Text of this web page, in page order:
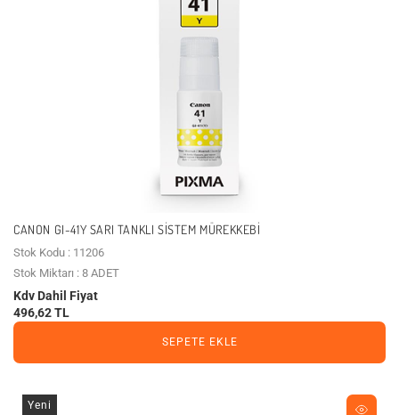
CANON GI-41Y SARI TANKLI SISTEM MÜREKKEBI
Stok Kodu : 11206
Stok Miktarı : 8 ADET
Kdv Dahil Fiyat
496,62 TL
SEPETE EKLE
Yeni